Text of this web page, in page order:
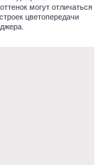
могут отличаться
цветопередачи